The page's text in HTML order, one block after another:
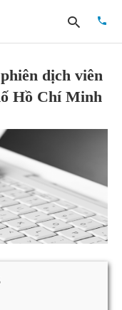
enter:
dịch viên
Hồ Chí Minh